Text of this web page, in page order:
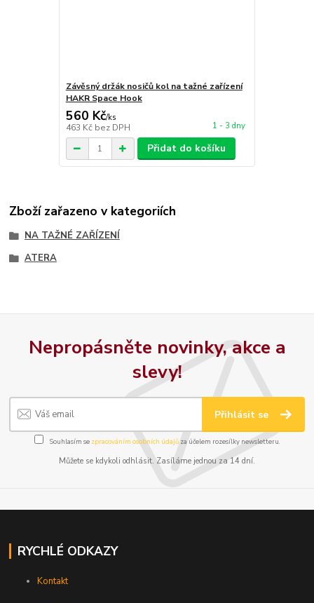
Závěsný držák nosičů kol na tažné zařízení
HAKR Space Hook
560 Kč/ks
463 Kč bez DPH 1 - 3 dny
Přidat do košíku
Zboží zařazeno v kategoriích
NA TAŽNÉ ZAŘÍZENÍ
ATERA
Nepropásněte novinky, akce a
slevy!
Přihlásit se
Souhlasím se zpracováním osobních údajůza účelem rozesílky newsletteru.
Můžete se kdykoli odhlásit. Zasíláme jednou za 14 dní.
RYCHLÉ ODKAZY
Kontakt